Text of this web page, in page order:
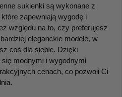
sukienki są wykonane z
zapewniają wygodę i
względu na to, czy preferujesz
eleganckie modele, w
coś dla siebie. Dzięki
modnymi i wygodnymi
cenach, co pozwoli Ci